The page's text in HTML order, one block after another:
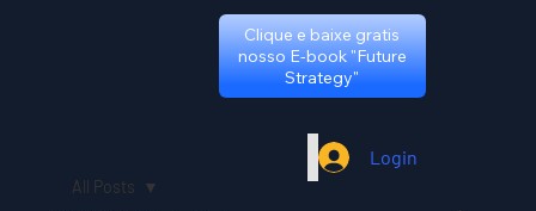
Clique e baixe gratis
nosso E-book "Future
Strategy"
Login
All Posts